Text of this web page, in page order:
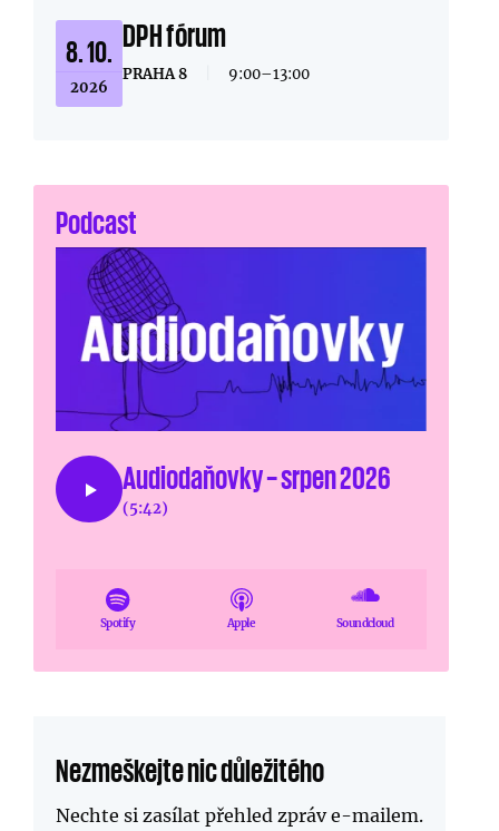
8. 10.
2026
DPH fórum
PRAHA 8 9:00–13:00
Podcast
Audiodaňovky – srpen 2026
(5:42)
Spotify Apple Soundcloud
Nezmeškejte nic důležitého
Nechte si zasílat přehled zpráve-mailem.